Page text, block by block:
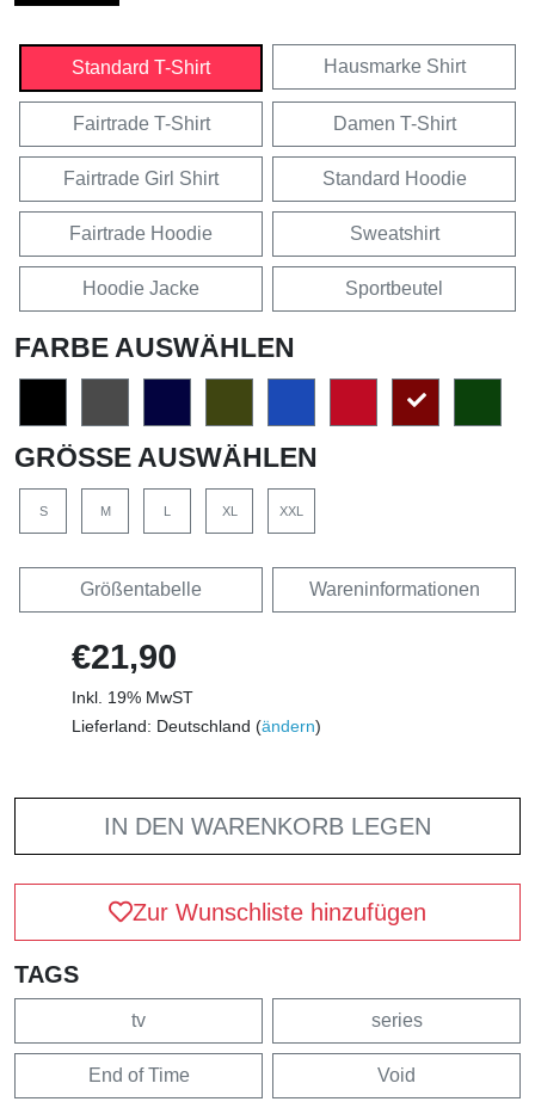
Standard T-Shirt Hausmarke Shirt
Fairtrade T-Shirt Damen T-Shirt
Fairtrade Girl Shirt Standard Hoodie
Fairtrade Hoodie Sweatshirt
Hoodie Jacke Sportbeutel
FARBE AUSWÄHLEN
GRÖSSE AUSWÄHLEN
S M L XL XXL
Größentabelle Wareninformationen
€21,90
Inkl. 19% MwST
Lieferland: Deutschland (ändern)
IN DEN WARENKORB LEGEN
Zur Wunschliste hinzufügen
TAGS
tv series
End of Time Void